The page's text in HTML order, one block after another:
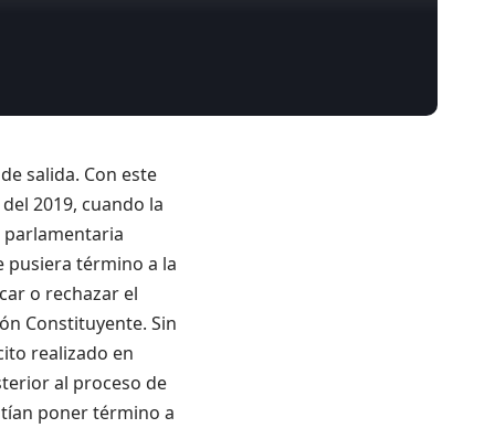
salida. Con este
2019, cuando la
término a la
o rechazar el
Constituyente. Sin
realizado en
al proceso de
poner término a